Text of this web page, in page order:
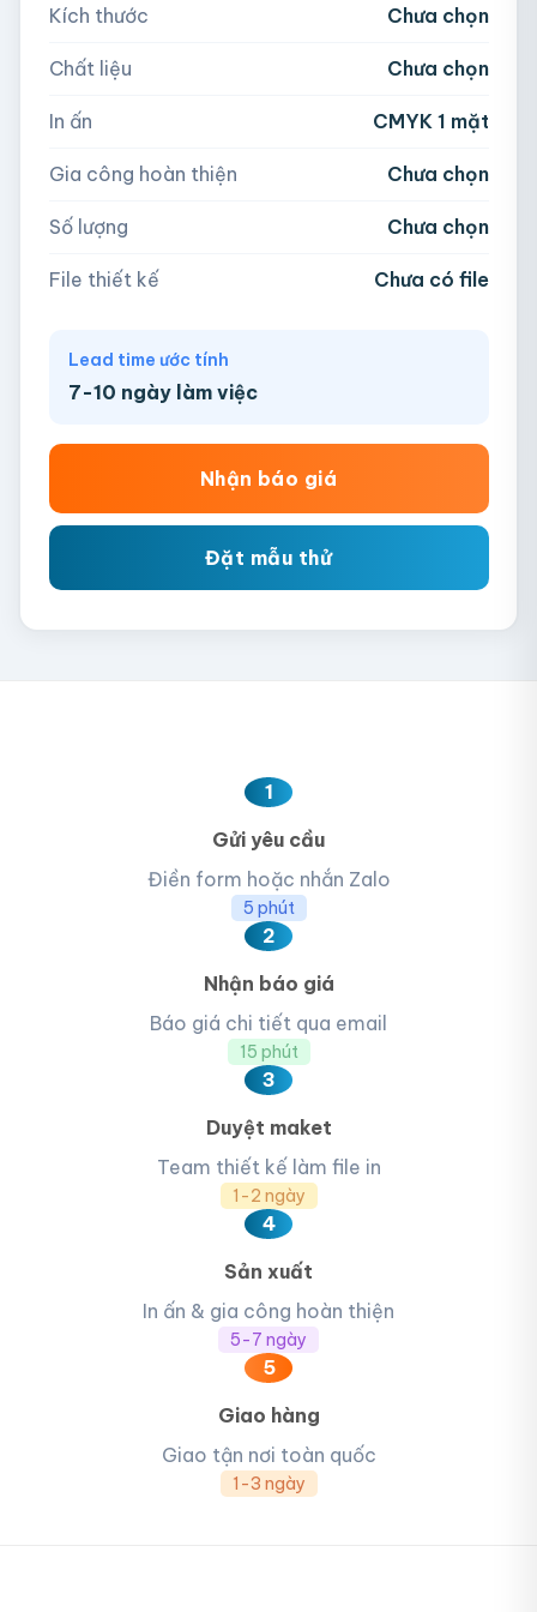
5,000
Hoặc nhập số lượng:
− + hộp
AI, PDF, EPS, PSD, PNG, JPG (tối đa 50MB)
Kích thước Chưa chọn
Chất liệu Chưa chọn
In ấn CMYK 1 mặt
Gia công hoàn thiện Chưa chọn
Số lượng Chưa chọn
File thiết kế Chưa có file
Lead time ước tính
7-10 ngày làm việc
Nhận báo giá
Đặt mẫu thử
1
Gửi yêu cầu
Điền form hoặc nhắn Zalo
5 phút
2
Nhận báo giá
Báo giá chi tiết qua email
15 phút
3
Duyệt maket
Team thiết kế làm file in
1-2 ngày
4
Sản xuất
In ấn & gia công hoàn thiện
5-7 ngày
5
Giao hàng
Giao tận nơi toàn quốc
1-3 ngày